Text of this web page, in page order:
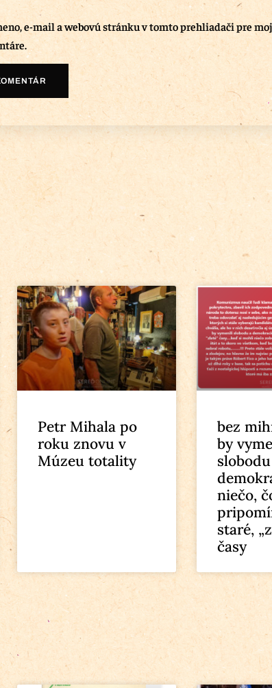
e-mail a webovú stránku v tomto prehliadači pre
Petr Mihala po
roku znovu v
Múzeu totality
bez
by
niečo,
staré,
časy